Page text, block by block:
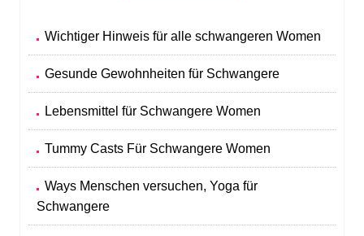
Wichtiger Hinweis für alle schwangeren Women
Gesunde Gewohnheiten für Schwangere
Lebensmittel für Schwangere Women
Tummy Casts Für Schwangere Women
Ways Menschen versuchen, Yoga für
Schwangere